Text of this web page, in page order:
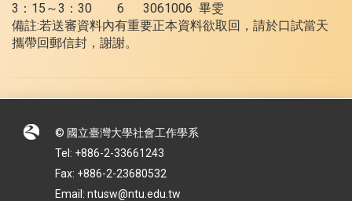
3 ： 15 ～3 ： 30 6 3061006 畢雯
備註:若送審資料內有重要正本資料欲取回，請於口試當天
攜帶回郵信封，謝謝。
© 國立臺灣大學社會工作學系
Tel: +886-2-33661243
Fax: +886-2-23680532
Email: ntusw@ntu.edu.tw